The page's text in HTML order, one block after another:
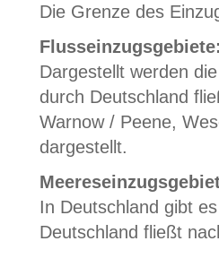
Die Grenze des
Dargestellt werden
durch Deutschland
Warnow / Peene,
dargestellt.
In Deutschland gibt
Deutschland fließt